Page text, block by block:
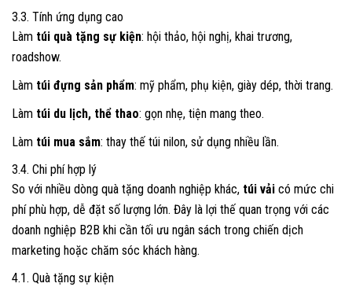
3.3. Tính ứng dụng cao
Làm túi quà tặng sự kiện: hội thảo, hội nghị, khai trương,
roadshow.
Làm túi đựng sản phẩm: mỹ phẩm, phụ kiện, giày dép, thời trang.
Làm túi du lịch, thể thao: gọn nhẹ, tiện mang theo.
Làm túi mua sắm: thay thế túi nilon, sử dụng nhiều lần.
3.4. Chi phí hợp lý
So với nhiều dòng quà tặng doanh nghiệp khác, túi vải có mức chi
phí phù hợp, dễ đặt số lượng lớn. Đây là lợi thế quan trọng với các
doanh nghiệp B2B khi cần tối ưu ngân sách trong chiến dịch
marketing hoặc chăm sóc khách hàng.
4.1. Quà tặng sự kiện